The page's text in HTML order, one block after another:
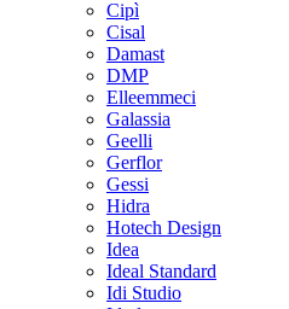
Cipì
Cisal
Damast
DMP
Elleemmeci
Galassia
Geelli
Gerflor
Gessi
Hidra
Hotech Design
Idea
Ideal Standard
Idi Studio